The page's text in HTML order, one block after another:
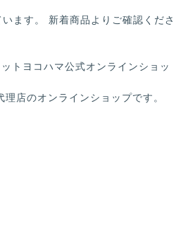
ます。 新着商品よりご確認くださ
トヨコハマ公式オンラインショッ
店のオンラインショップです。